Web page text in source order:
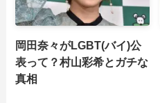
岡田奈々がLGBT(バイ)公
表って？村山彩希とガチな
真相